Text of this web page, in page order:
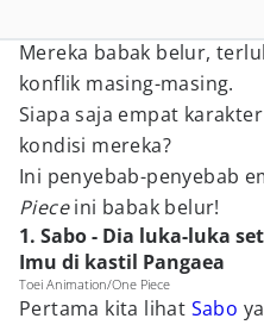
Mereka babak belur,
konflik masing-masing.
Siapa saja empat
kondisi mereka?
Ini penyebab-penyebab
Pieceini babak belur!
1. Sabo - Dia luka-luka
Imu di kastil Pangaea
Toei Animation/One Piece
Pertama kita lihat Sabo